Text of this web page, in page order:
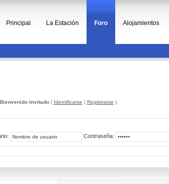
Principal La Estación Foro Alojamientos
Bienvenido Invitado( Identificarse | Registrarse )
Contraseña: